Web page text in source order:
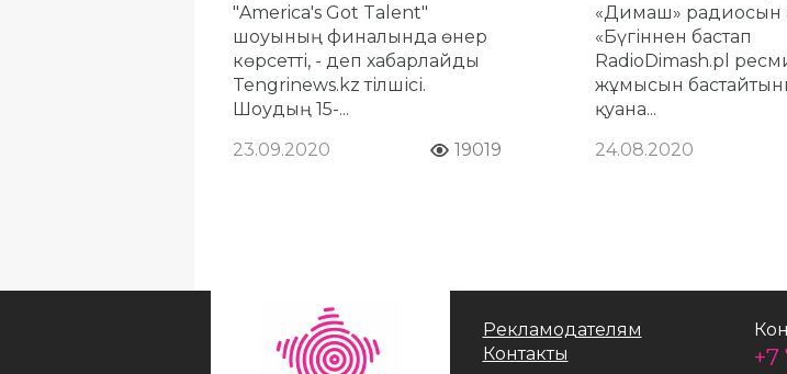
"America's Got Talent"
шоуының финалында өнер
көрсетті, - деп хабарлайды
Tengrinews.kz тілшісі.
Шоудың 15-...
23.09.2020
19019
«Димаш» радиосын
«Бүгіннен бастап
RadioDimash.pl
жұмысын
қуана...
24.08.2020
Рекламодателям
Контакты
+7